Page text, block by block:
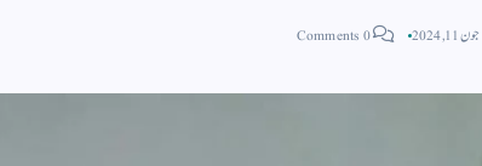
جون 11, 2024 0 Comments